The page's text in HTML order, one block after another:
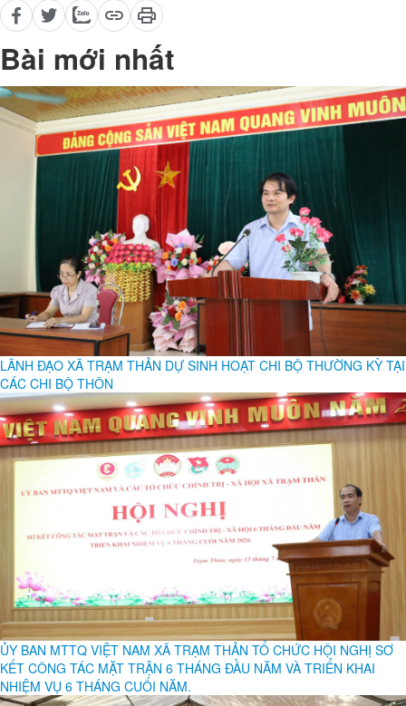
Bài mới nhất
LÃNH ĐẠO XÃ TRẠM THẢN DỰ SINH HOẠT CHI BỘ THƯỜNG KỲ TẠI
CÁC CHI BỘ THÔN
ỦY BAN MTTQ VIỆT NAM XÃ TRẠM THẢN TỔ CHỨC HỘI NGHỊ SƠ
KẾT CÔNG TÁC MẶT TRẬN 6 THÁNG ĐẦU NĂM VÀ TRIỂN KHAI
NHIỆM VỤ 6 THÁNG CUỐI NĂM.